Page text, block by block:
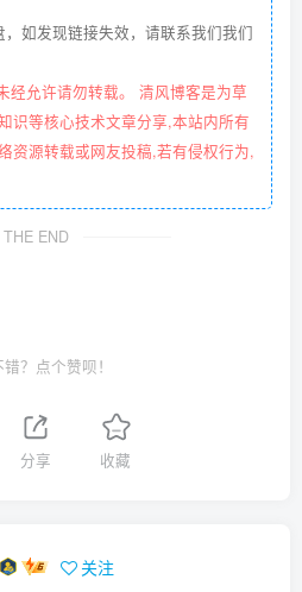
如发现链接失效，请联系我们我们
经允许请勿转载。 清风博客是为草
识等核心技术文章分享,本站内所有
资源转载或网友投稿,若有侵权行为,
THE END
？点个赞呗！
分享 收藏
关注